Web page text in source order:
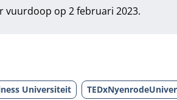
vuurdoop op 2 februari 2023.
Universiteit